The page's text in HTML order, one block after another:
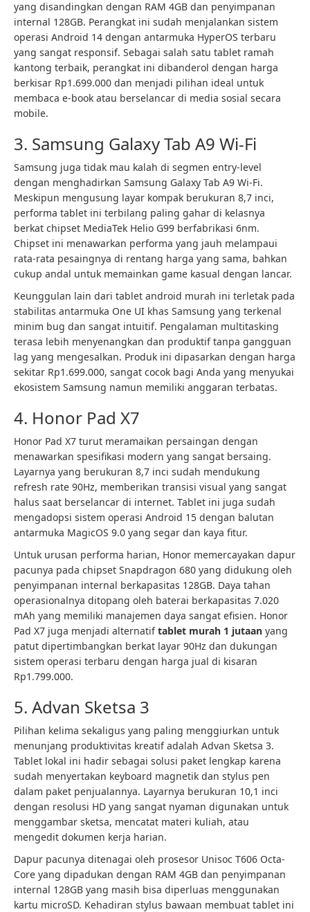
yang disandingkan dengan RAM 4GB dan penyimpanan
internal 128GB. Perangkat ini sudah menjalankan sistem
operasi Android 14 dengan antarmuka HyperOS terbaru
yang sangat responsif. Sebagai salah satu tablet ramah
kantong terbaik, perangkat ini dibanderol dengan harga
berkisar Rp1.699.000 dan menjadi pilihan ideal untuk
membaca e-book atau berselancar di media sosial secara
mobile.
3. Samsung Galaxy Tab A9 Wi-Fi
Samsung juga tidak mau kalah di segmen entry-level
dengan menghadirkan Samsung Galaxy Tab A9 Wi-Fi.
Meskipun mengusung layar kompak berukuran 8,7 inci,
performa tablet ini terbilang paling gahar di kelasnya
berkat chipset MediaTek Helio G99 berfabrikasi 6nm.
Chipset ini menawarkan performa yang jauh melampaui
rata-rata pesaingnya di rentang harga yang sama, bahkan
cukup andal untuk memainkan game kasual dengan lancar.
Keunggulan lain dari tablet android murah ini terletak pada
stabilitas antarmuka One UI khas Samsung yang terkenal
minim bug dan sangat intuitif. Pengalaman multitasking
terasa lebih menyenangkan dan produktif tanpa gangguan
lag yang mengesalkan. Produk ini dipasarkan dengan harga
sekitar Rp1.699.000, sangat cocok bagi Anda yang menyukai
ekosistem Samsung namun memiliki anggaran terbatas.
4. Honor Pad X7
Honor Pad X7 turut meramaikan persaingan dengan
menawarkan spesifikasi modern yang sangat bersaing.
Layarnya yang berukuran 8,7 inci sudah mendukung
refresh rate 90Hz, memberikan transisi visual yang sangat
halus saat berselancar di internet. Tablet ini juga sudah
mengadopsi sistem operasi Android 15 dengan balutan
antarmuka MagicOS 9.0 yang segar dan kaya fitur.
Untuk urusan performa harian, Honor memercayakan dapur
pacunya pada chipset Snapdragon 680 yang didukung oleh
penyimpanan internal berkapasitas 128GB. Daya tahan
operasionalnya ditopang oleh baterai berkapasitas 7.020
mAh yang memiliki manajemen daya sangat efisien. Honor
Pad X7 juga menjadi alternatiftablet murah 1 jutaan yang
patut dipertimbangkan berkat layar 90Hz dan dukungan
sistem operasi terbaru dengan harga jual di kisaran
Rp1.799.000.
5. Advan Sketsa 3
Pilihan kelima sekaligus yang paling menggiurkan untuk
menunjang produktivitas kreatif adalah Advan Sketsa 3.
Tablet lokal ini hadir sebagai solusi paket lengkap karena
sudah menyertakan keyboard magnetik dan stylus pen
dalam paket penjualannya. Layarnya berukuran 10,1 inci
dengan resolusi HD yang sangat nyaman digunakan untuk
menggambar sketsa, mencatat materi kuliah, atau
mengedit dokumen kerja harian.
Dapur pacunya ditenagai oleh prosesor Unisoc T606 Octa-
Core yang dipadukan dengan RAM 4GB dan penyimpanan
internal 128GB yang masih bisa diperluas menggunakan
kartu microSD. Kehadiran stylus bawaan membuat tablet ini